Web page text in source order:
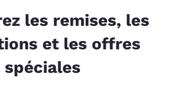
les remises, les
et les offres
spéciales